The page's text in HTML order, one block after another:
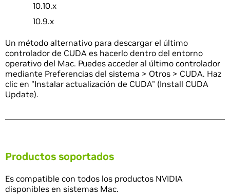
10.10.x
10.9.x
Un método alternativo para descargar el último
controlador de CUDA es hacerlo dentro del entorno
operativo del Mac. Puedes acceder al último controlador
mediante Preferencias del sistema > Otros > CUDA. Haz
clic en "Instalar actualización de CUDA" (Install CUDA
Update).
Productos soportados
Es compatible con todos los productos NVIDIA
disponibles en sistemas Mac.